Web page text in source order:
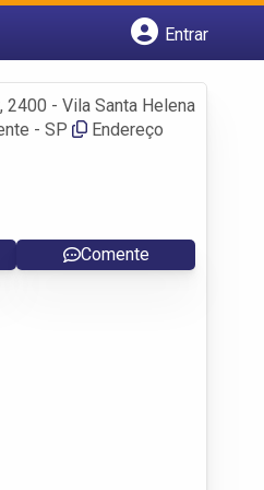
Entrar
2400 - Vila Santa Helena
- SP
Endereço
Comente